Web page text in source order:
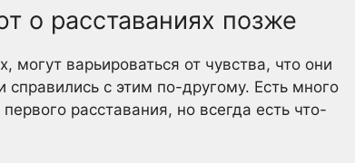
о расставаниях позже
варьироваться от чувства, что они
с этим по-другому. Есть много
расставания, но всегда есть что-